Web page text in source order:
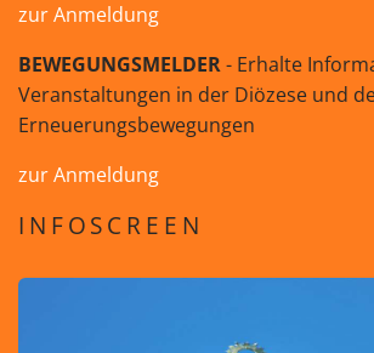
zur Anmeldung
BEWEGUNGSMELDER- Erhalte
Veranstaltungen in der Diözese und
Erneuerungsbewegungen
zur Anmeldung
INFOSCREEN